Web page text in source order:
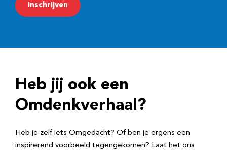
a
r
e
Inschrijven
Heb jij ook een
Omdenkverhaal?
Heb je zelf iets Omgedacht? Of ben je ergens een
inspirerend voorbeeld tegengekomen? Laat het ons